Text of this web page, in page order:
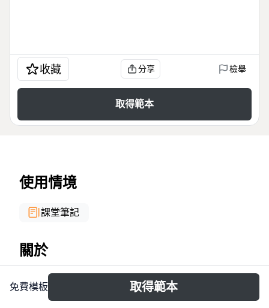
收藏 分享 檢舉
取得範本
使用情境
課堂筆記
關於
Windows下的USB驱动程序简单框架模板，专为
Windows驱动开发者设计，系统梳理了USB驱动开发的
免費模板 取得範本